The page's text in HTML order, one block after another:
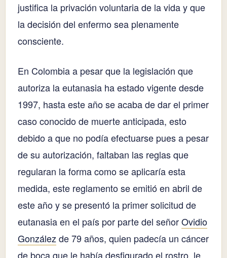
justifica la privación voluntaria de la vida y que
la decisión del enfermo sea plenamente
consciente.
En Colombia a pesar que la legislación que
autoriza la eutanasia ha estado vigente desde
1997, hasta este año se acaba de dar el primer
caso conocido de muerte anticipada, esto
debido a que no podía efectuarse pues a pesar
de su autorización, faltaban las reglas que
regularan la forma como se aplicaría esta
medida, este reglamento se emitió en abril de
este año y se presentó la primer solicitud de
eutanasia en el país por parte del señorOvidio
González de 79 años, quien padecía un cáncer
de boca que le había desfigurado el rostro, le